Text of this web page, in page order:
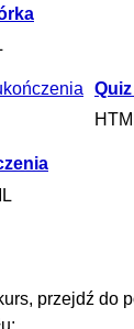
przejdź do